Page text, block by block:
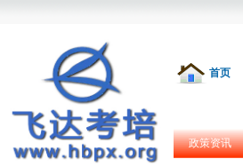
首页
政策资讯